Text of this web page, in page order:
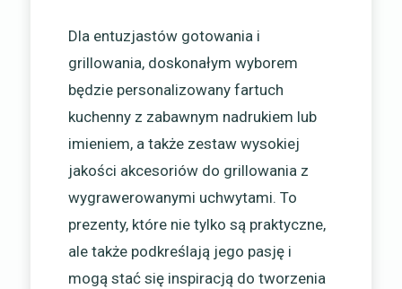
Dla entuzjastów gotowania i
grillowania, doskonałym wyborem
będzie personalizowany fartuch
kuchenny z zabawnym nadrukiem lub
imieniem, a także zestaw wysokiej
jakości akcesoriów do grillowania z
wygrawerowanymi uchwytami. To
prezenty, które nie tylko są praktyczne,
ale także podkreślają jego pasję i
mogą stać się inspiracją do tworzenia